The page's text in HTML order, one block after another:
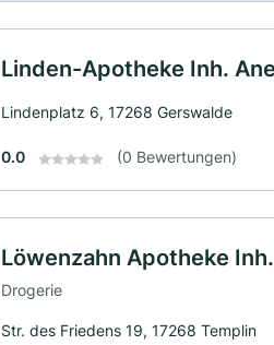
Linden-Apotheke Inh.
Lindenplatz 6, 17268 Gerswalde
0.0 (0 Bewertungen)
Löwenzahn Apotheke
Drogerie
Str. des Friedens 19, 17268 Templin